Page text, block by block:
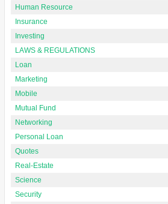
Human Resource
Insurance
Investing
LAWS & REGULATIONS
Loan
Marketing
Mobile
Mutual Fund
Networking
Personal Loan
Quotes
Real-Estate
Science
Security